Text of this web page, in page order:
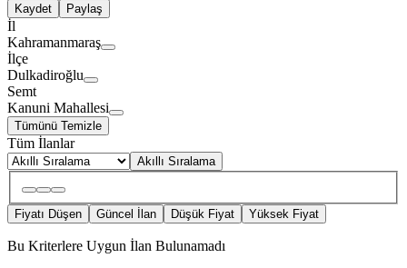
Kaydet
Paylaş
İl
Kahramanmaraş
İlçe
Dulkadiroğlu
Semt
Kanuni Mahallesi
Tümünü Temizle
Tüm İlanlar
Akıllı Sıralama
Fiyatı Düşen Güncel İlan Düşük Fiyat Yüksek Fiyat
Bu Kriterlere Uygun İlan Bulunamadı